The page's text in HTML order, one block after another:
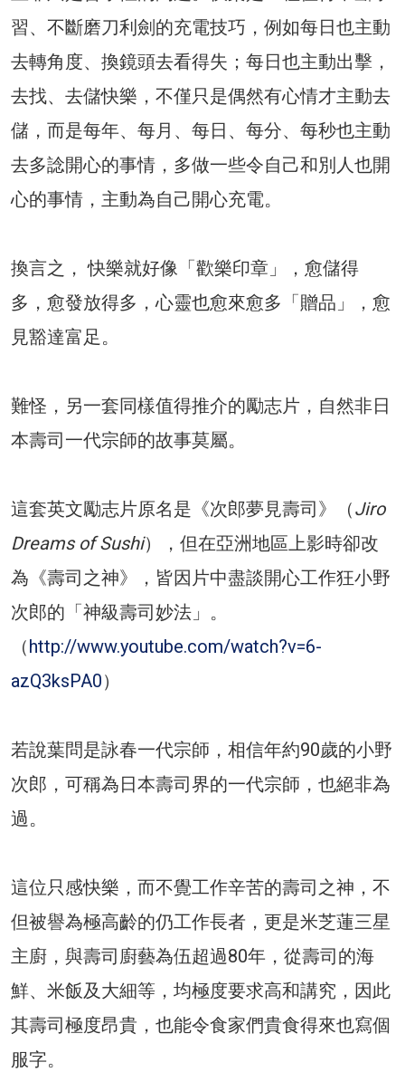
習、不斷磨刀利劍的充電技巧，例如每日也主動
去轉角度、換鏡頭去看得失；每日也主動出擊，
去找、去儲快樂，不僅只是偶然有心情才主動去
儲，而是每年、每月、每日、每分、每秒也主動
去多諗開心的事情，多做一些令自己和別人也開
心的事情，主動為自己開心充電。
換言之， 快樂就好像「歡樂印章」，愈儲得
多，愈發放得多，心靈也愈來愈多「贈品」，愈
見豁達富足。
難怪，另一套同樣值得推介的勵志片，自然非日
本壽司一代宗師的故事莫屬。
這套英文勵志片原名是《次郎夢見壽司》（Jiro
Dreams of Sushi），但在亞洲地區上影時卻改
為《壽司之神》，皆因片中盡談開心工作狂小野
次郎的「神級壽司妙法」。
（http://www.youtube.com/watch?v=6-
azQ3ksPA0）
若說葉問是詠春一代宗師，相信年約90歲的小野
次郎，可稱為日本壽司界的一代宗師，也絕非為
過。
這位只感快樂，而不覺工作辛苦的壽司之神，不
但被譽為極高齡的仍工作長者，更是米芝蓮三星
主廚，與壽司廚藝為伍超過80年，從壽司的海
鮮、米飯及大細等，均極度要求高和講究，因此
其壽司極度昂貴，也能令食家們貴食得來也寫個
服字。